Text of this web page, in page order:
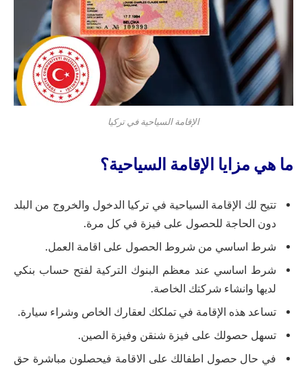
الإقامة السياحية في تركيا
ما هي مزايا الإقامة السياحية؟
تتيح لك الإقامة السياحية في تركيا الدخول والخروج من البلد
دون الحاجة للحصول على فيزة في كل مرة.
شرط اساسي من شروط الحصول على اقامة العمل.
شرط اساسي عند معظم البنوك التركية لفتح حساب بنكي
لديها وانشاء شركتك الخاصة.
تساعد هذه الإقامة في تملكك لعقارك الخاص وشراء سيارة.
تسهل حصولك على فيزة شنقن وفيزة الصين.
في حال حصول اطفالك على الاقامة فيحصلون مباشرة حق